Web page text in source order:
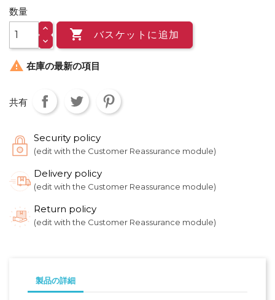
数量
 バスケットに追加
 在庫の最新の項目
共有
Security policy
(edit with the Customer Reassurance module)
Delivery policy
(edit with the Customer Reassurance module)
Return policy
(edit with the Customer Reassurance module)
製品の詳細